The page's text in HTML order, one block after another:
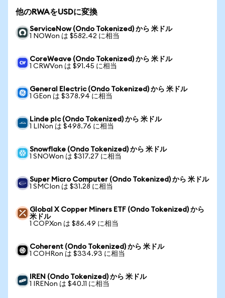
他のRWAをUSDに変換
ServiceNow (Ondo Tokenized) から 米ドル
1 NOWon は $582.42 に相当
CoreWeave (Ondo Tokenized) から 米ドル
1 CRWVon は $91.45 に相当
General Electric (Ondo Tokenized) から 米ドル
1 GEon は $378.94 に相当
Linde plc (Ondo Tokenized) から 米ドル
1 LINon は $498.76 に相当
Snowflake (Ondo Tokenized) から 米ドル
1 SNOWon は $317.27 に相当
Super Micro Computer (Ondo Tokenized) から 米ドル
1 SMCIon は $31.28 に相当
Global X Copper Miners ETF (Ondo Tokenized) から
米ドル
1 COPXon は $86.49 に相当
Coherent (Ondo Tokenized) から 米ドル
1 COHRon は $334.93 に相当
IREN (Ondo Tokenized) から 米ドル
1 IRENon は $40.11 に相当